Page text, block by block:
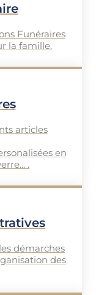
Funéraires
la famille.
articles
en
.
démarches
des